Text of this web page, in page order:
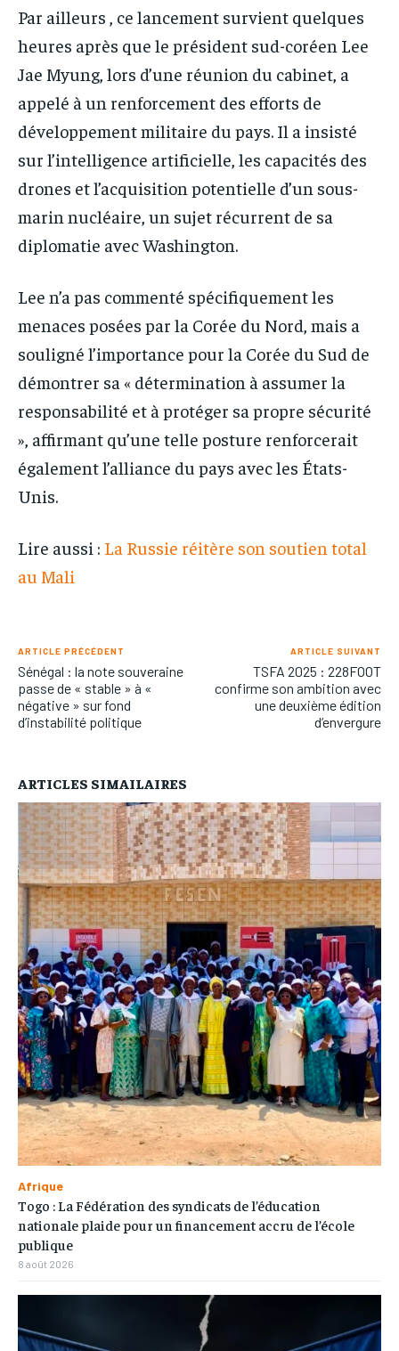
Par ailleurs , ce lancement survient quelques
heures après que le président sud-coréen Lee
Jae Myung, lors d’une réunion du cabinet, a
appelé à un renforcement des efforts de
développement militaire du pays. Il a insisté
sur l’intelligence artificielle, les capacités des
drones et l’acquisition potentielle d’un sous-
marin nucléaire, un sujet récurrent de sa
diplomatie avec Washington.
Lee n’a pas commenté spécifiquement les
menaces posées par la Corée du Nord, mais a
souligné l’importance pour la Corée du Sud de
démontrer sa « détermination à assumer la
responsabilité et à protéger sa propre sécurité
», affirmant qu’une telle posture renforcerait
également l’alliance du pays avec les États-
Unis.
Lire aussi : La Russie réitère son soutien total
au Mali
ARTICLE PRÉCÉDENT
Sénégal : la note souveraine
passe de « stable » à «
négative » sur fond
d’instabilité politique
ARTICLE SUIVANT
TSFA 2025 : 228FOOT
confirme son ambition avec
une deuxième édition
d’envergure
ARTICLES SIMAILAIRES
Afrique
Togo : La Fédération des syndicats de l’éducation
nationale plaide pour un financement accru de l’école
publique
8 août 2026